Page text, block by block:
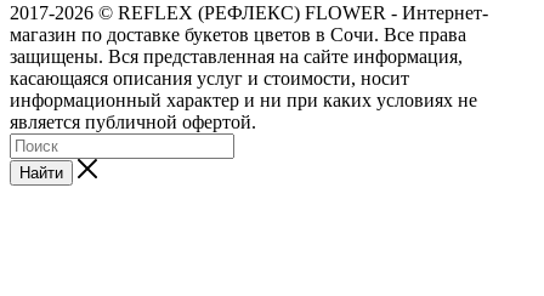
2017-2026 © REFLEX (РЕФЛЕКС) FLOWER - Интернет-
магазин по доставке букетов цветов в Сочи. Все права
защищены. Вся представленная на сайте информация,
касающаяся описания услуг и стоимости, носит
информационный характер и ни при каких условиях не
является публичной офертой.
Найти